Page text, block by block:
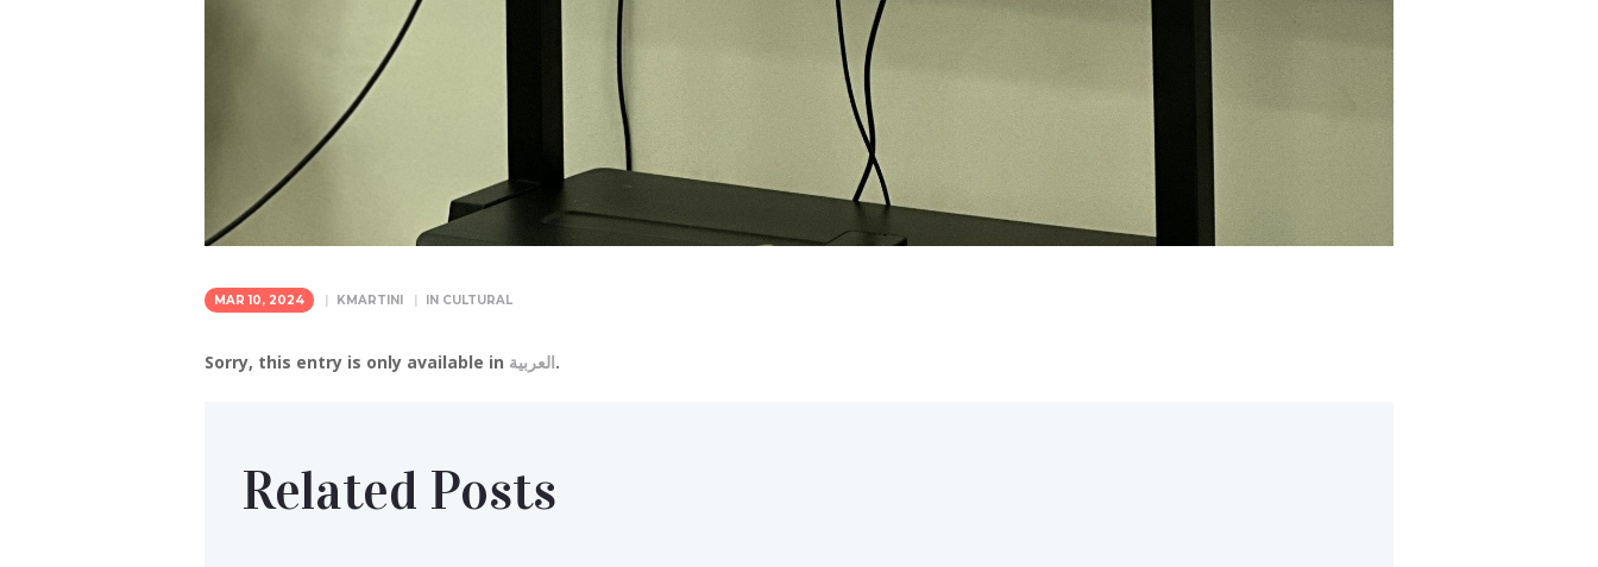
MAR 10, 2024 KMARTINI IN CULTURAL
Sorry, this entry is only available in العربية.
Related Posts